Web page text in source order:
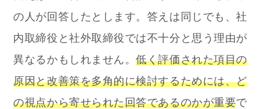
の人が回答したとします。答えは同じでも、社
内取締役と社外取締役では不十分と思う理由が
異なるかもしれません。低く評価された項目の
原因と改善策を多角的に検討するためには、ど
の視点から寄せられた回答であるのかが重要で